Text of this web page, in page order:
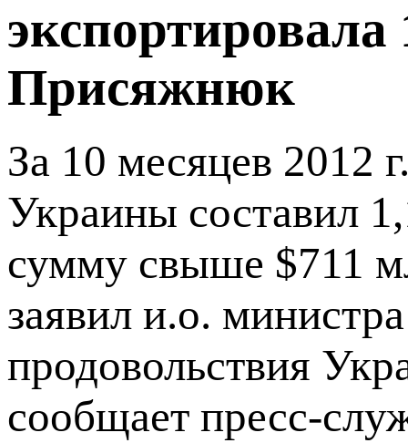
Присяжнюк
За 10 месяцев 2012
Украины составил
сумму свыше $711
заявил и.о.
продовольствия
сообщает пресс-